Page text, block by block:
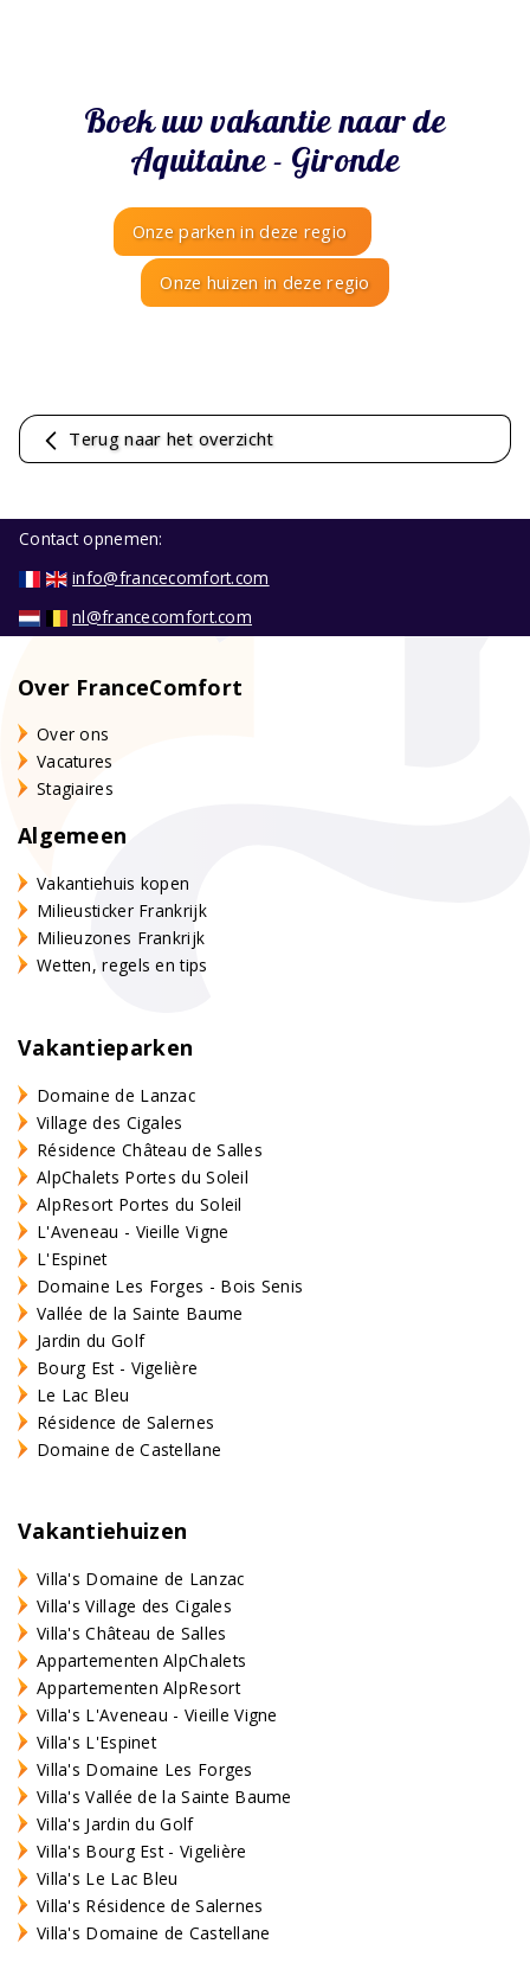
Boek uw vakantie naar de
Aquitaine - Gironde
Onze parken in deze regio
Onze huizen in deze regio
Terug naar het overzicht
Contact opnemen:
info@francecomfort.com
nl@francecomfort.com
Over FranceComfort
Over ons
Vacatures
Stagiaires
Algemeen
Vakantiehuis kopen
Milieusticker Frankrijk
Milieuzones Frankrijk
Wetten, regels en tips
Vakantieparken
Domaine de Lanzac
Village des Cigales
Résidence Château de Salles
AlpChalets Portes du Soleil
AlpResort Portes du Soleil
L'Aveneau - Vieille Vigne
L'Espinet
Domaine Les Forges - Bois Senis
Vallée de la Sainte Baume
Jardin du Golf
Bourg Est - Vigelière
Le Lac Bleu
Résidence de Salernes
Domaine de Castellane
Vakantiehuizen
Villa's Domaine de Lanzac
Villa's Village des Cigales
Villa's Château de Salles
Appartementen AlpChalets
Appartementen AlpResort
Villa's L'Aveneau - Vieille Vigne
Villa's L'Espinet
Villa's Domaine Les Forges
Villa's Vallée de la Sainte Baume
Villa's Jardin du Golf
Villa's Bourg Est - Vigelière
Villa's Le Lac Bleu
Villa's Résidence de Salernes
Villa's Domaine de Castellane